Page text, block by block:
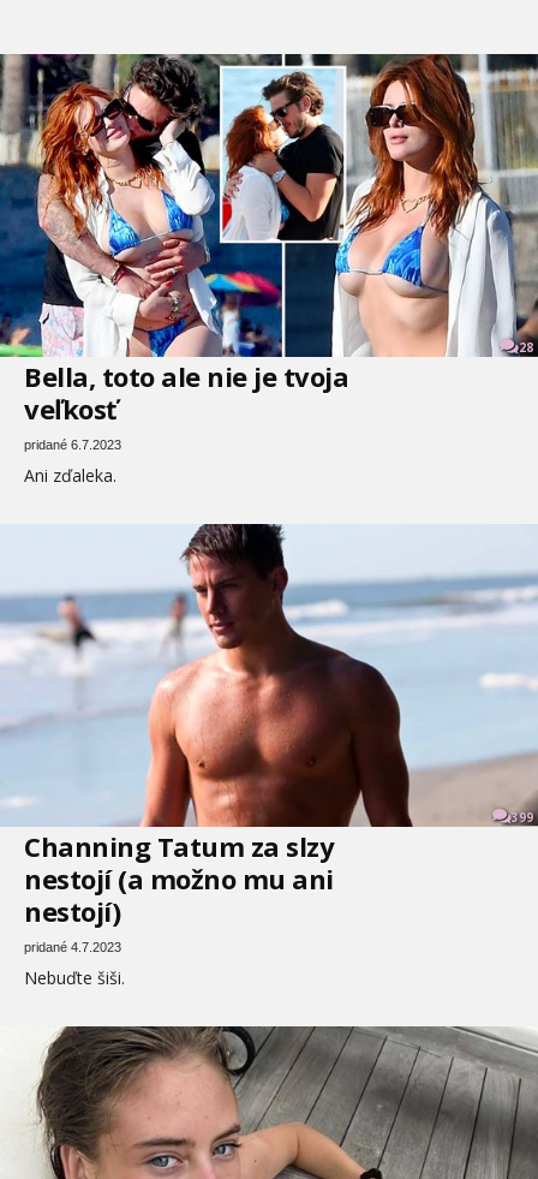
28
Bella, toto ale nie je tvoja
veľkosť
pridané 6.7.2023
Ani zďaleka.
399
Channing Tatum za slzy
nestojí (a možno mu ani
nestojí)
pridané 4.7.2023
Nebuďte šiši.